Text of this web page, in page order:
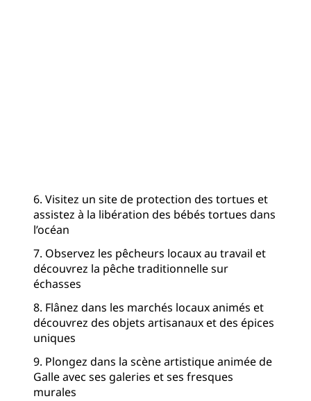
6. Visitez un site de protection des tortues et
assistez à la libération des bébés tortues dans
l’océan
7. Observez les pêcheurs locaux au travail et
découvrez la pêche traditionnelle sur
échasses
8. Flânez dans les marchés locaux animés et
découvrez des objets artisanaux et des épices
uniques
9. Plongez dans la scène artistique animée de
Galle avec ses galeries et ses fresques
murales